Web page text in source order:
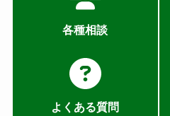
各種相談
よくある質問